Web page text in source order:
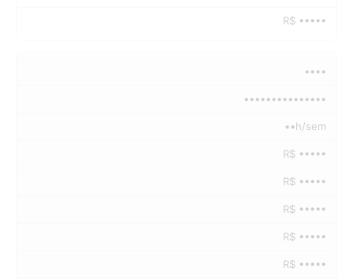
R$ •••••
••••
•••••••••••••••
••h/sem
R$ •••••
R$ •••••
R$ •••••
R$ •••••
R$ •••••